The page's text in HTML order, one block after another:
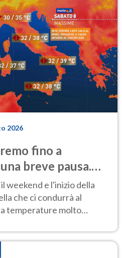
2026
fino a
breve pausa.
weekend e l'inizio della
che ci condurrà al
temperature molto